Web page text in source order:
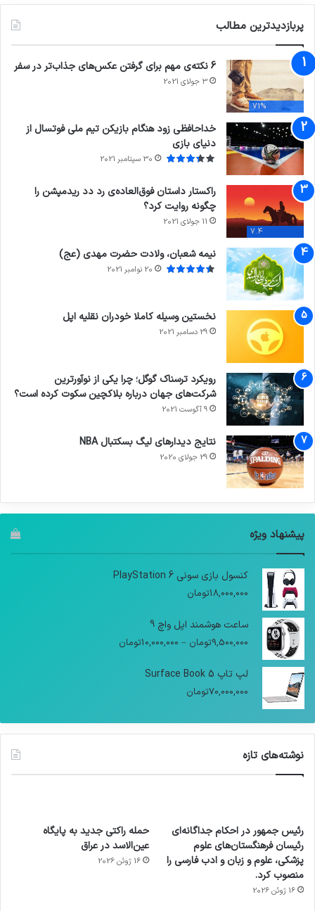
پربازدیدترین مطالب
71%
6 نکته‌ی مهم برای گرفتن عکس‌های جذاب‌تر در سفر
3 جولای 2021
خداحافظی زود هنگام بازیکن تیم ملی فوتسال از
دنیای بازی
30 سپتامبر 2021
7.4
راکستار داستان فوق‌العاده‌ی رد دد ریدمپشن را
چگونه روایت کرد؟
11 جولای 2021
نیمه شعبان، ولادت حضرت مهدی (عج)
20 نوامبر 2021
نخستین وسیله کاملا خودران نقلیه اپل
29 دسامبر 2021
رویکرد ترسناک گوگل؛ چرا یکی از نوآورترین
شرکت‌های جهان درباره بلاکچین سکوت کرده است؟
9 آگوست 2021
نتایج دیدار‌های لیگ بسکتبال NBA
29 جولای 2020
پیشنهاد ویژه
کنسول بازی سونی PlayStation 6
18,000,000تومان
ساعت هوشمند اپل واچ 9
9,500,000تومان –
10,000,000تومان
لپ تاپ Surface Book 5
70,000,000تومان
نوشته‌های تازه
رئیس جمهور در احکام جداگانه‌ای
رئیسان فرهنگستان‌های علوم
پزشکی، علوم و زبان و ادب فارسی را
منصوب کرد.
16 ژوئن 2026
حمله راکتی جدید به پایگاه
عین‌الاسد در عراق
16 ژوئن 2026